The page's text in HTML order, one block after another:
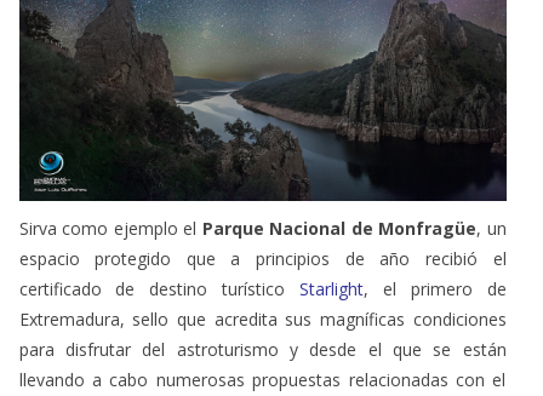
Sirva como ejemplo el Parque Nacional de Monfragüe, un
espacio protegido que a principios de año recibió el
certificado de destino turístico Starlight, el primero de
Extremadura, sello que acredita sus magníficas condiciones
para disfrutar del astroturismo y desde el que se están
llevando a cabo numerosas propuestas relacionadas con el